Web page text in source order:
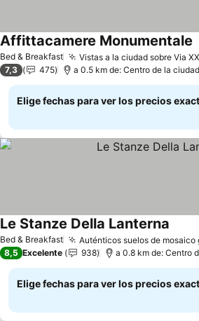
Bed & Breakfast Vistas a la ciudad sobre Via
Affittacamere Monumentale
7,3 475 a 0.5 km de: Centro de la ciudad
Elige fechas para ver los precios
Bed & Breakfast Auténticos suelos de mosaico
Le Stanze Della Lanterna
8,5 Excelente 938 a 0.8 km de: Centro
Elige fechas para ver los precios